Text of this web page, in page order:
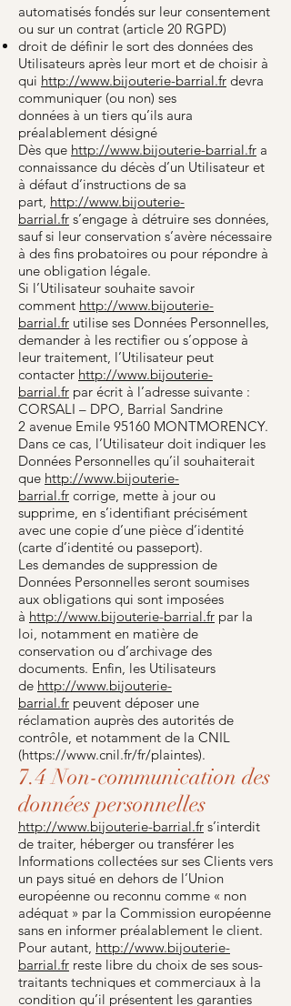
automatisés fondés sur leur consentement
ou sur un contrat (article 20 RGPD)
droit de définir le sort des données des
Utilisateurs après leur mort et de choisir à
qui http://www.bijouterie-barrial.fr devra
communiquer (ou non) ses
données à un tiers qu’ils aura
préalablement désigné
Dès que http://www.bijouterie-barrial.fr a
connaissance du décès d’un Utilisateur et
à défaut d’instructions de sa
part, http://www.bijouterie-
barrial.fr s’engage à détruire ses données,
sauf si leur conservation s’avère nécessaire
à des fins probatoires ou pour répondre à
une obligation légale.
Si l’Utilisateur souhaite savoir
comment http://www.bijouterie-
barrial.fr utilise ses Données Personnelles,
demander à les rectifier ou s’oppose à
leur traitement, l’Utilisateur peut
contacter http://www.bijouterie-
barrial.fr par écrit à l’adresse suivante :
CORSALI – DPO, Barrial Sandrine
2 avenue Emile 95160 MONTMORENCY.
Dans ce cas, l’Utilisateur doit indiquer les
Données Personnelles qu’il souhaiterait
que http://www.bijouterie-
barrial.fr corrige, mette à jour ou
supprime, en s’identifiant précisément
avec une copie d’une pièce d’identité
(carte d’identité ou passeport).
Les demandes de suppression de
Données Personnelles seront soumises
aux obligations qui sont imposées
à http://www.bijouterie-barrial.fr par la
loi, notamment en matière de
conservation ou d’archivage des
documents. Enfin, les Utilisateurs
de http://www.bijouterie-
barrial.fr peuvent déposer une
réclamation auprès des autorités de
contrôle, et notamment de la CNIL
(https://www.cnil.fr/fr/plaintes).
7.4 Non-communication des
données personnelles
http://www.bijouterie-barrial.fr s’interdit
de traiter, héberger ou transférer les
Informations collectées sur ses Clients vers
un pays situé en dehors de l’Union
européenne ou reconnu comme « non
adéquat » par la Commission européenne
sans en informer préalablement le client.
Pour autant, http://www.bijouterie-
barrial.fr reste libre du choix de ses sous-
traitants techniques et commerciaux à la
condition qu’il présentent les garanties